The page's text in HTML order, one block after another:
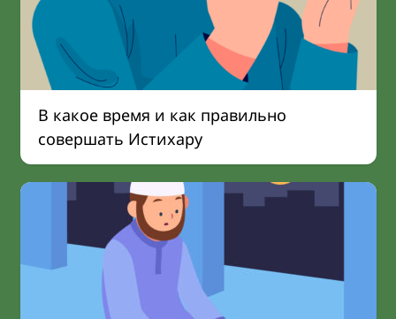
В какое время и как правильно
совершать Истихару